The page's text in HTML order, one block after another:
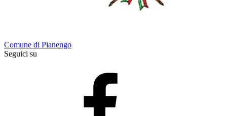
Comune di Pianengo
Seguici su